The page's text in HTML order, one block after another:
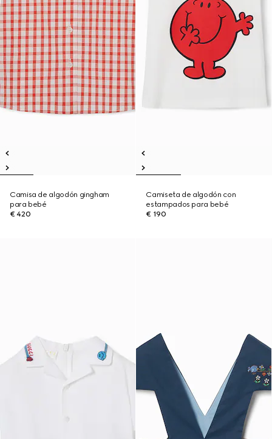
Camisa de algodón gingham
para bebé
€ 420
Camiseta de algodón con
estampados para bebé
€ 190